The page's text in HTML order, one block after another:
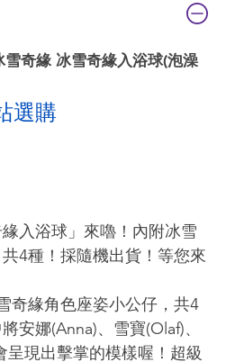
奇緣 冰雪奇緣入浴球(泡澡
選購
緣入浴球」來嚕！內附冰雪
4種！採隨機出貨！等您來
奇緣角色座姿小公仔，共4
安娜(Anna)、雪寶(Olaf)、
呈現出擊掌的模樣喔！超級